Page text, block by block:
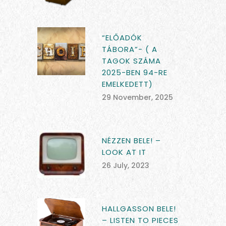
“ELŐADÓK
TÁBORA”- ( A
TAGOK SZÁMA
2025-BEN 94-RE
EMELKEDETT)
29 November, 2025
NÉZZEN BELE! –
LOOK AT IT
26 July, 2023
HALLGASSON BELE!
– LISTEN TO PIECES